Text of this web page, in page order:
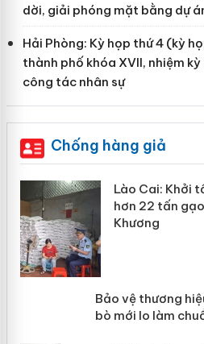
dời, giải phóng mặt bằng dự
Hải Phòng: Kỳ họp thứ 4 (kỳ
thành phố khóa XVII, nhiệm
công tác nhân sự
Chống hàng giả
Lào Cai: Khởi
hơn 22 tấn
Khương
Bảo vệ thương
“mất bò mới lo